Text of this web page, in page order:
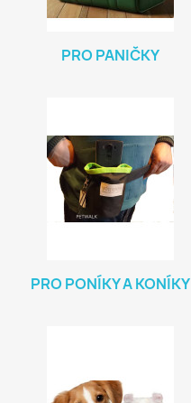
PRO PANIČKY
PRO PONÍKY A KONÍKY